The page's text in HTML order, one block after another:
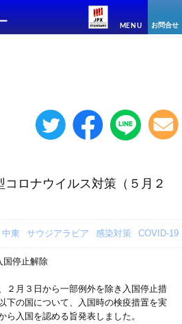
MENU お問合せ
ロナウイルス対策（５月２
中東 サウジアラビア 感染対策 COVID-19
国停止解除
２月３日から一部例外を除き入国停止措
下の国について、入国時の検疫措置を実
入国を認める旨発表しました。